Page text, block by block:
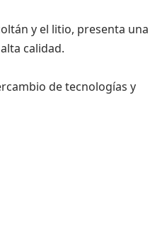
y el litio, presenta una
calidad.
de tecnologías y